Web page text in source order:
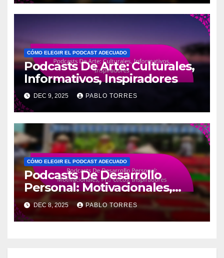
CÓMO ELEGIR EL PODCAST ADECUADO
Podcasts De Arte: Culturales,
Informativos, Inspiradores
DEC 9, 2025 PABLO TORRES
CÓMO ELEGIR EL PODCAST ADECUADO
Podcasts De Desarrollo
Personal: Motivacionales,
Prácticos, Inspiradores
DEC 8, 2025 PABLO TORRES